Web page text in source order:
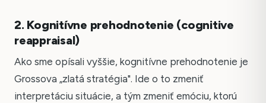
2. Kognitívne prehodnotenie (cognitive
reappraisal)
Ako sme opísali vyššie, kognitívne prehodnotenie je
Grossova „zlatá stratégia". Ide o to zmeniť
interpretáciu situácie, a tým zmeniť emóciu, ktorú